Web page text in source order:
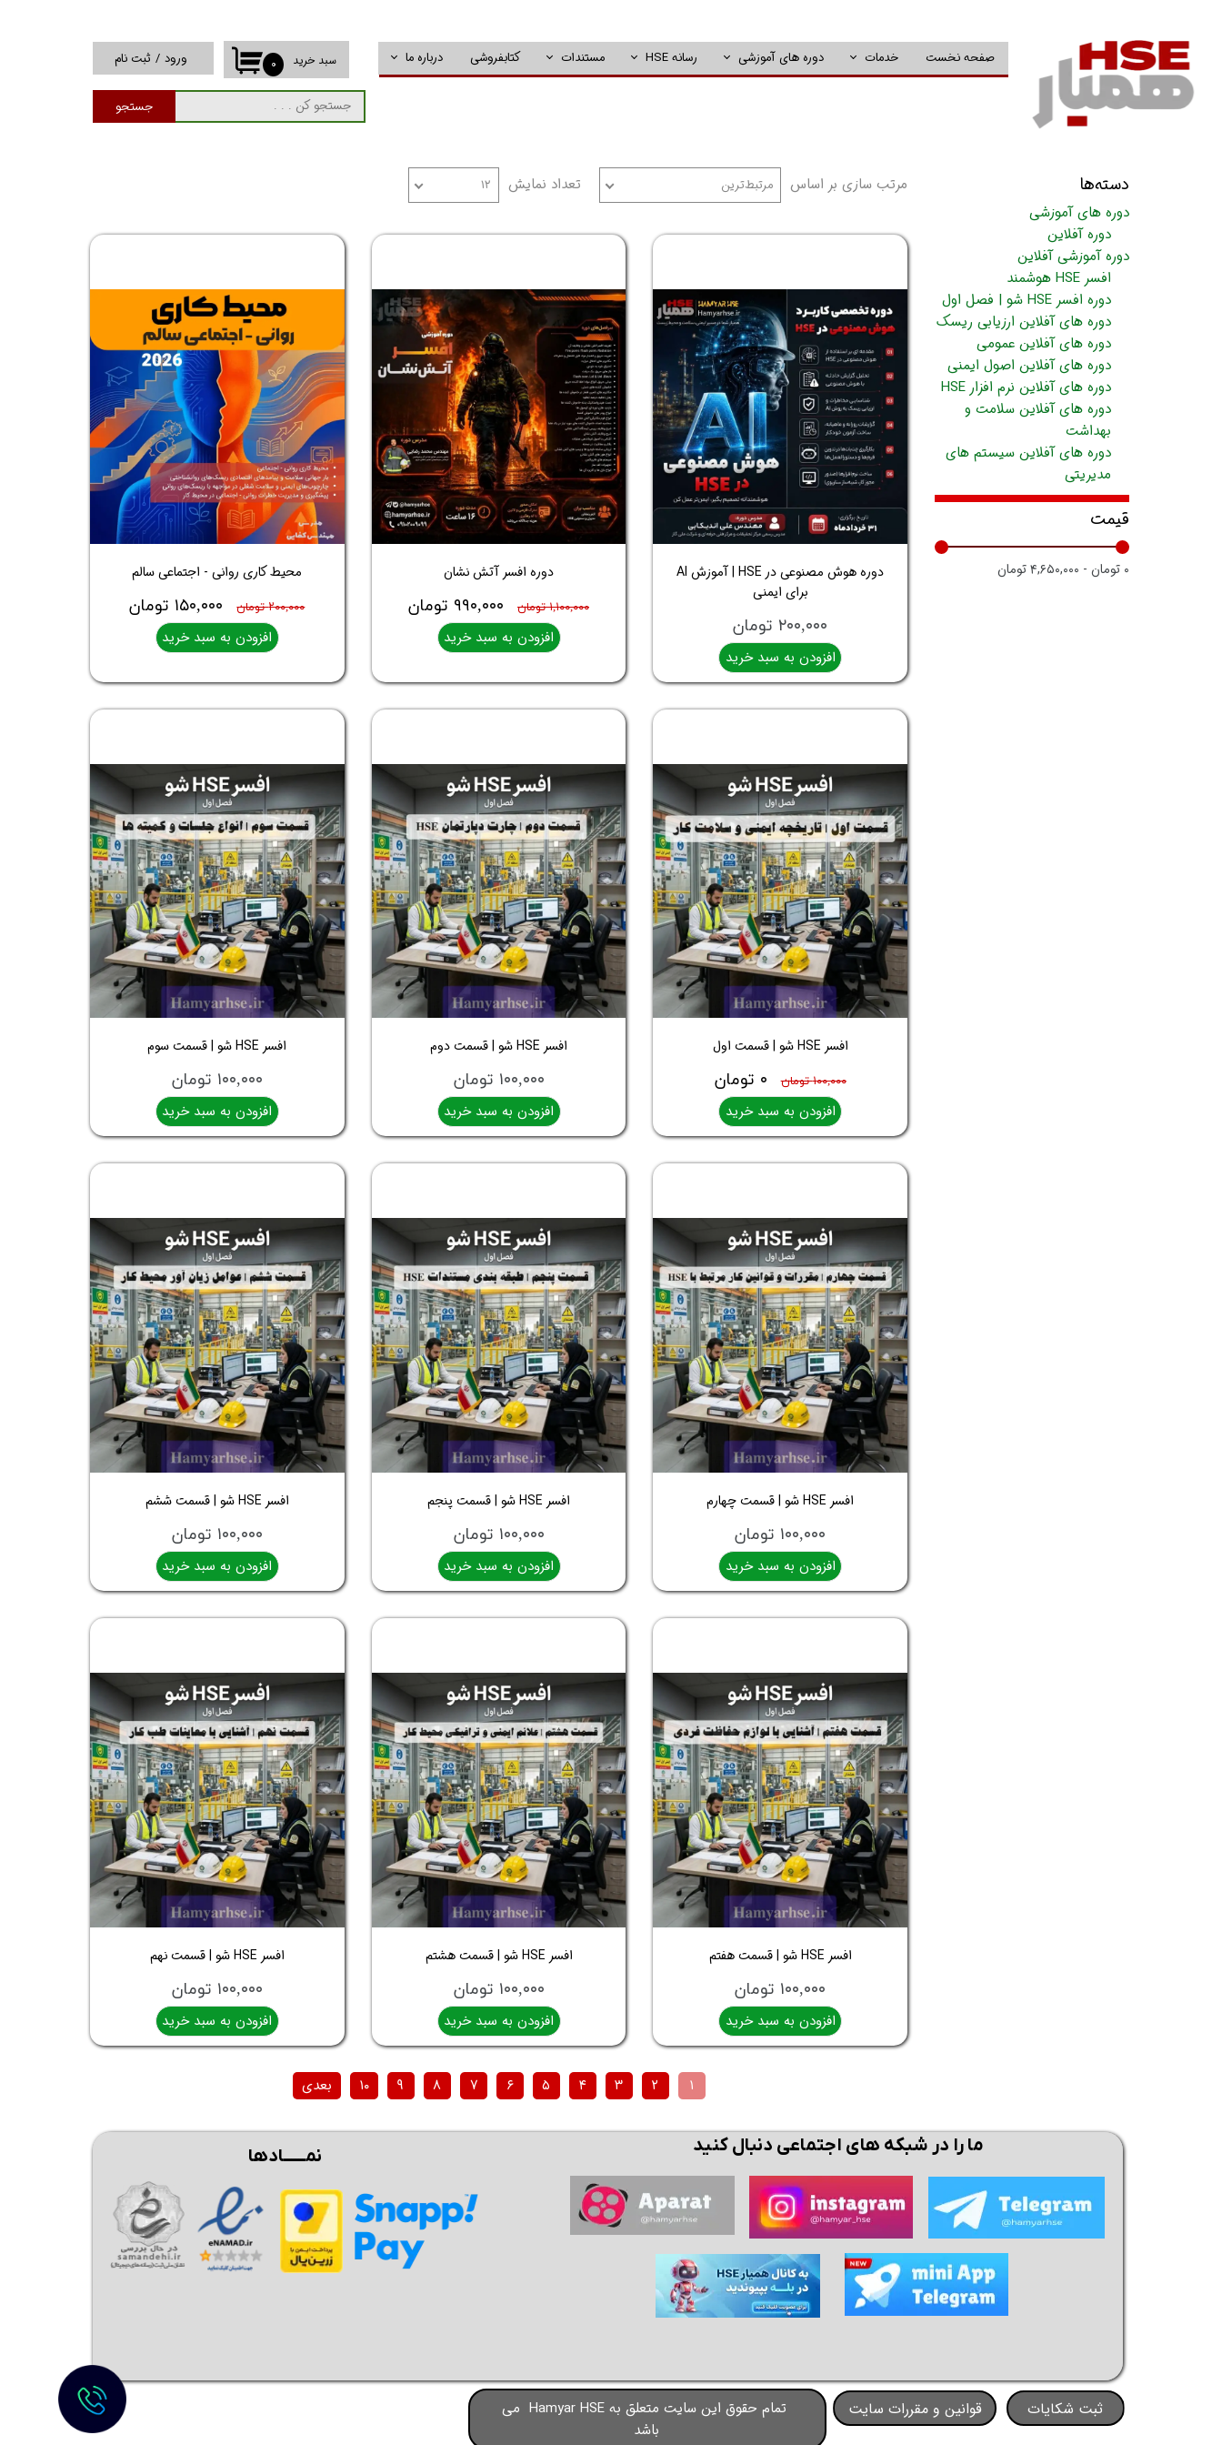
صفحه نخست خدمات دوره های آموزشی رسانه HSE مستندات کتابفروشی درباره ما
جستجو
۰ سبد خرید ورود / ثبت نام
حساب کاربری من
تغییر گذر واژه
دسته‌ها
دوره های آموزشی
دوره آفلاین
دوره آموزشی آفلاین
افسر HSE هوشمند
دوره افسر HSE شو | فصل اول
دوره های آفلاین ارزیابی ریسک
دوره های آفلاین عمومی
دوره های آفلاین اصول ایمنی
دوره های آفلاین نرم افزار HSE
دوره های آفلاین سلامت و
بهداشت
دوره های آفلاین سیستم های
مدیریتی
قیمت
۰ تومان - ۴,۶۵۰,۰۰۰ تومان
مرتب سازی بر اساس مرتبط‌ترین تعداد نمایش ۱۲
دوره هوش مصنوعی در HSE | آموزش AI
برای ایمنی
۲۰۰,۰۰۰ تومان
افزودن به سبد خرید
دوره افسر آتش نشان
۱,۱۰۰,۰۰۰ تومان ۹۹۰,۰۰۰ تومان
افزودن به سبد خرید
محیط کاری روانی - اجتماعی سالم
۲۰۰,۰۰۰ تومان ۱۵۰,۰۰۰ تومان
افزودن به سبد خرید
افسر HSE شو | قسمت اول
۱۰۰,۰۰۰ تومان ۰ تومان
افزودن به سبد خرید
افسر HSE شو | قسمت دوم
۱۰۰,۰۰۰ تومان
افزودن به سبد خرید
افسر HSE شو | قسمت سوم
۱۰۰,۰۰۰ تومان
افزودن به سبد خرید
افسر HSE شو | قسمت چهارم
۱۰۰,۰۰۰ تومان
افزودن به سبد خرید
افسر HSE شو | قسمت پنجم
۱۰۰,۰۰۰ تومان
افزودن به سبد خرید
افسر HSE شو | قسمت ششم
۱۰۰,۰۰۰ تومان
افزودن به سبد خرید
افسر HSE شو | قسمت هفتم
۱۰۰,۰۰۰ تومان
افزودن به سبد خرید
افسر HSE شو | قسمت هشتم
۱۰۰,۰۰۰ تومان
افزودن به سبد خرید
افسر HSE شو | قسمت نهم
۱۰۰,۰۰۰ تومان
افزودن به سبد خرید
۱ ۲ ۳ ۴ ۵ ۶ ۷ ۸ ۹ ۱۰ بعدی
قوانین و مقررات سایت ثبت شکایات
تمام حقوق این سایت متعلق به Hamyar HSE می
باشد​​​​​​​
ما را در شبکه های اجتماعی دنبال کنید نمــــــادها